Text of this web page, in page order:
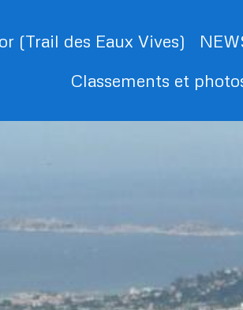
(Trail des Eaux Vives)
Classements et